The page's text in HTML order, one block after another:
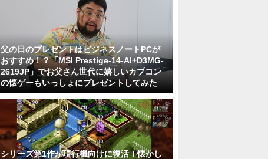
父の日のプレゼントはビジネスノートPCが
おすすめ！？「MSI Prestige-14-AI+D3MG-
2619JP」でお父さん世代に嬉しいカプコン
の懐ゲーもいっしょにプレゼントしてみた
シリーズ第1作が現行機向けに復活！懐かし